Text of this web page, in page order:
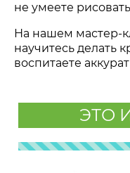
не умеете рисовать
На нашем мастер-
научитесь делать
воспитаете
ЭТО